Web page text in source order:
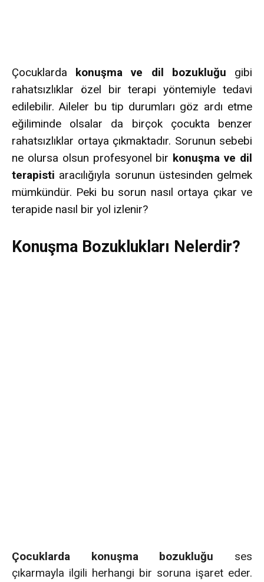
Çocuklarda konuşma ve dil bozukluğu gibi
rahatsızlıklar özel bir terapi yöntemiyle tedavi
edilebilir. Aileler bu tip durumları göz ardı etme
eğiliminde olsalar da birçok çocukta benzer
rahatsızlıklar ortaya çıkmaktadır. Sorunun sebebi
ne olursa olsun profesyonel bir konuşma ve dil
terapisti aracılığıyla sorunun üstesinden gelmek
mümkündür. Peki bu sorun nasıl ortaya çıkar ve
terapide nasıl bir yol izlenir?
Konuşma Bozuklukları Nelerdir?
Çocuklarda konuşma bozukluğu ses
çıkarmayla ilgili herhangi bir soruna işaret eder.